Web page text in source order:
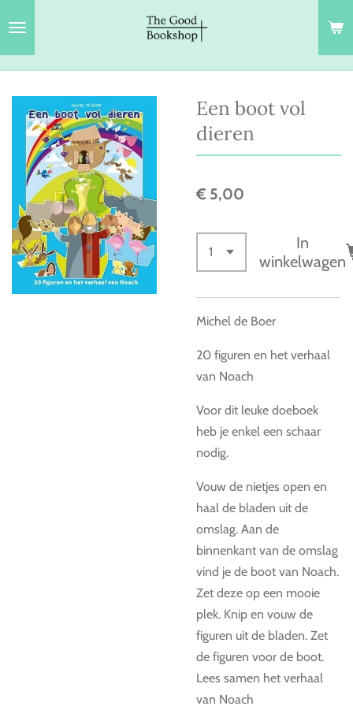
hoofdinhoud
Een boot vol
dieren
€ 5,00
In
winkelwagen
Michel de Boer
20 figuren en het verhaal
van Noach
Voor dit leuke doeboek
heb je enkel een schaar
nodig.
Vouw de nietjes open en
haal de bladen uit de
omslag. Aan de
binnenkant van de omslag
vind je de boot van Noach.
Zet deze op een mooie
plek. Knip en vouw de
figuren uit de bladen. Zet
de figuren voor de boot.
Lees samen het verhaal
van Noach